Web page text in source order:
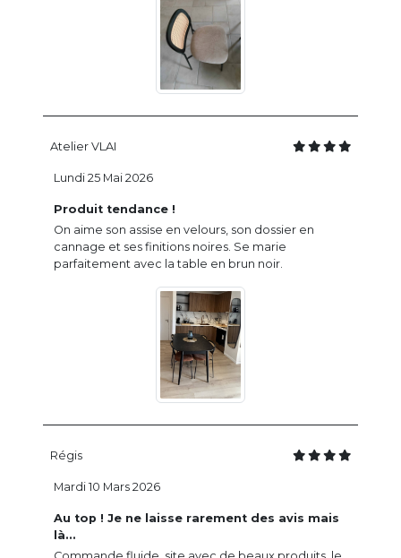
Atelier VLAI
Produit tendance !
On aime son assise en velours, son dossier en
cannage et ses finitions noires. Se marie
parfaitement avec la table en brun noir.
Lundi 25 Mai 2026
Régis
Au top ! Je ne laisse rarement des avis mais
là...
Mardi 10 Mars 2026